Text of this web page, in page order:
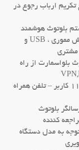
ارباب رجوع در
بلوتوث هوشمند
بلواسمارت به صورت سریع و آسان با فلش مموری ، USB و
بلواسمارت از راه
قابلیت سرویس دهی همزمان به ( 7 تا 112 کاربر – تلفن همراه
بلوتوث